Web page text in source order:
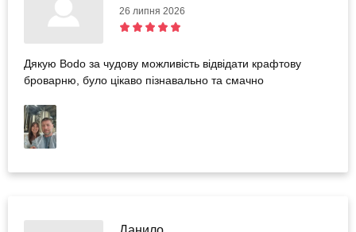
26 липня 2026
Дякую Bodo за чудову можливість відвідати крафтову
броварню, було цікаво пізнавально та смачно